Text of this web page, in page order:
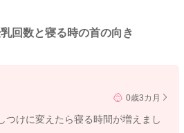
回数と寝る時の首の向き
0歳3カ月
つけに変えたら寝る時間が増えまし